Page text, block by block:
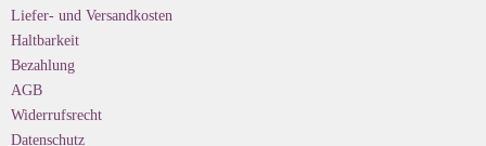
Liefer- und Versandkosten
Haltbarkeit
Bezahlung
AGB
Widerrufsrecht
Datenschutz